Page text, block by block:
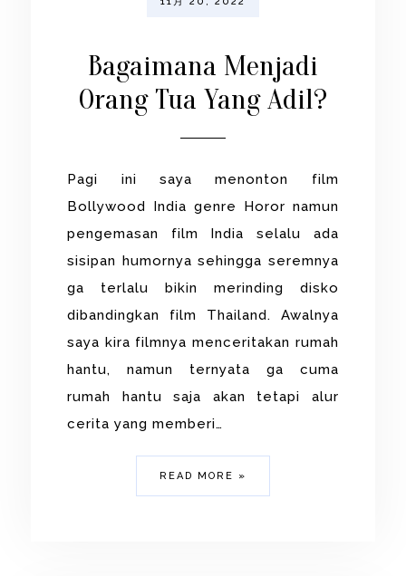
Bagaimana Menjadi
Orang Tua Yang Adil?
Pagi ini saya menonton film
Bollywood India genre Horor namun
pengemasan film India selalu ada
sisipan humornya sehingga seremnya
ga terlalu bikin merinding disko
dibandingkan film Thailand. Awalnya
saya kira filmnya menceritakan rumah
hantu, namun ternyata ga cuma
rumah hantu saja akan tetapi alur
cerita yang memberi…
READ MORE »